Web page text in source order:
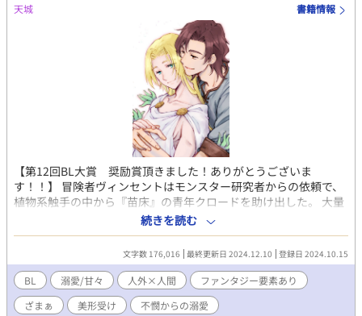
天城 書籍情報
【第12回BL大賞 奨励賞頂きました！ありがとうございま
す！！】 冒険者ヴィンセントはモンスター研究者からの依頼で、
植物系触手の中から『苗床』の青年クロードを助け出した。 大量
の種を植え付けられた『苗床』は、剣士のような均整の取れた身
体をしているのに妙に色っぽい。 初めて男に欲情したヴィンセン
トは、戸惑いながらも依頼で『苗床』の世話係となった。 「あ、
できるだけ回数ヤってくれる？あと射精もたくさんさせてくれ
る？」 「はあああ？？」 雇い主のオーダーは、一日最低一度は触
手の種を産ませる事。 普段表情に乏しいクロードは触れた時だけ
目眩がするほどの色香を放つ。 触手に犯され熟れきった身体の抱
続きを読む
文字数 176,016 最終更新日 2024.12.10 登録日 2024.10.15
BL 溺愛/甘々 人外×人間
ファンタジー要素あり
ざまぁ
美形受け
不憫からの溺愛